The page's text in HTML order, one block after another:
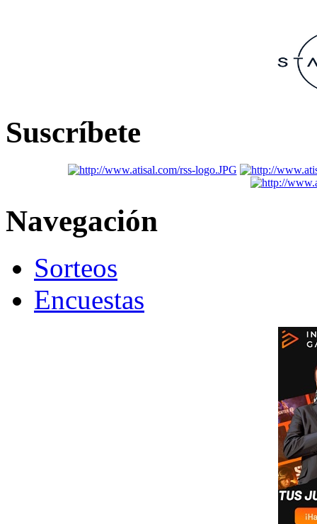
Suscríbete
Navegación
Sorteos
Encuestas